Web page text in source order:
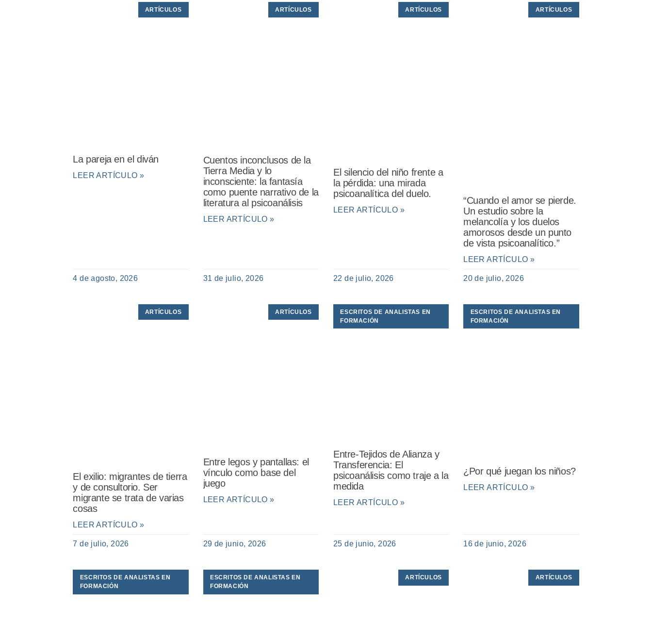
ARTÍCULOS
La pareja en el diván
LEER ARTÍCULO »
4 de agosto, 2026
ARTÍCULOS
Cuentos inconclusos de la
Tierra Media y lo
inconsciente: la fantasía
como puente narrativo de la
literatura al psicoanálisis
LEER ARTÍCULO »
31 de julio, 2026
ARTÍCULOS
El silencio del niño frente a
la pérdida: una mirada
psicoanalítica del duelo.
LEER ARTÍCULO »
22 de julio, 2026
ARTÍCULOS
“Cuando el amor se pierde.
Un estudio sobre la
melancolía y los duelos
amorosos desde un punto
de vista psicoanalítico.”
LEER ARTÍCULO »
20 de julio, 2026
ARTÍCULOS
El exilio: migrantes de tierra
y de consultorio. Ser
migrante se trata de varias
cosas
LEER ARTÍCULO »
7 de julio, 2026
ARTÍCULOS
Entre legos y pantallas: el
vínculo como base del
juego
LEER ARTÍCULO »
29 de junio, 2026
ESCRITOS DE ANALISTAS EN
FORMACIÓN
Entre-Tejidos de Alianza y
Transferencia: El
psicoanálisis como traje a la
medida
LEER ARTÍCULO »
25 de junio, 2026
ESCRITOS DE ANALISTAS EN
FORMACIÓN
¿Por qué juegan los niños?
LEER ARTÍCULO »
16 de junio, 2026
ESCRITOS DE ANALISTAS EN
FORMACIÓN
ESCRITOS DE ANALISTAS EN
FORMACIÓN
ARTÍCULOS ARTÍCULOS